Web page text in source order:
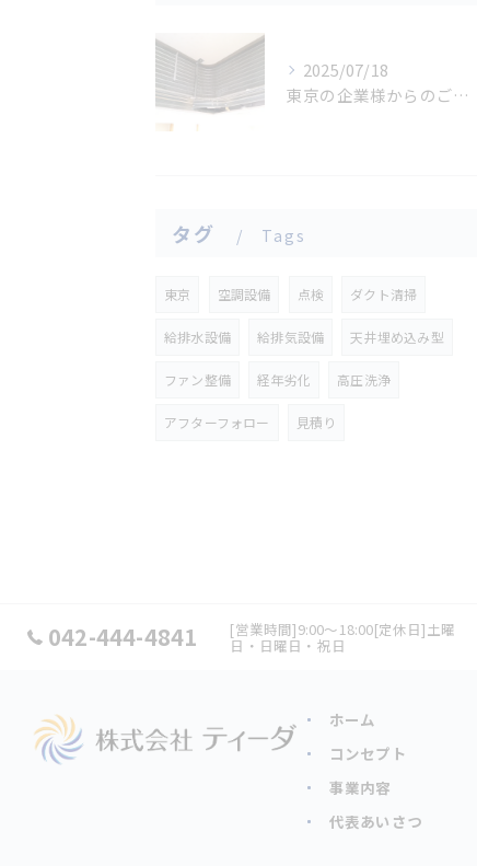
2025/07/18
東京の企業様からのご依頼｜エアコンの汚れを分解洗浄しました。
タグ Tags
東京 空調設備 点検 ダクト清掃
給排水設備 給排気設備 天井埋め込み型
ファン整備 経年劣化 高圧洗浄
アフターフォロー 見積り
042-444-4841 [営業時間]9:00～18:00[定休日]土曜
日・日曜日・祝日
ホーム
コンセプト
事業内容
代表あいさつ